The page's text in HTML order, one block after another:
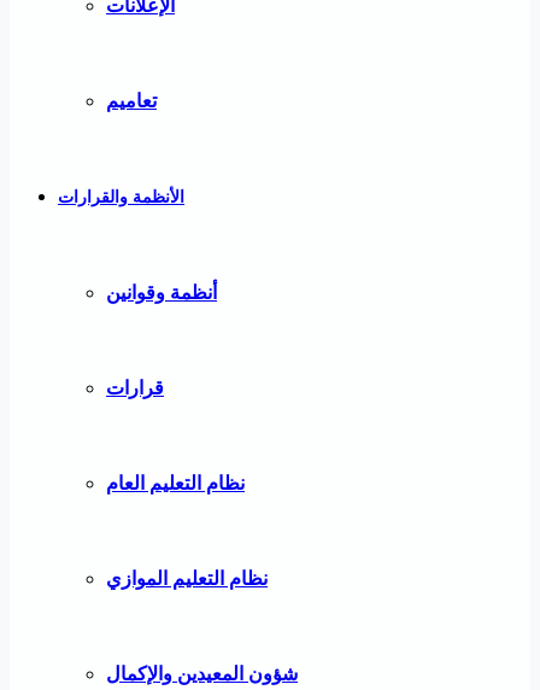
الإعلانات
تعاميم
الأنظمة والقرارات
أنظمة وقوانين
قرارات
نظام التعليم العام
نظام التعليم الموازي
شؤون المعيدين والإكمال